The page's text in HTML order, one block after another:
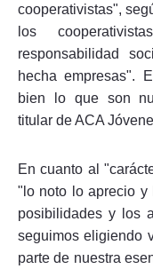
cooperativistas",
los
responsabilidad
hecha empresas".
bien lo que son
titular de ACA
En cuanto al
"lo noto lo aprecio y
posibilidades y los
seguimos eligiendo
parte de nuestra